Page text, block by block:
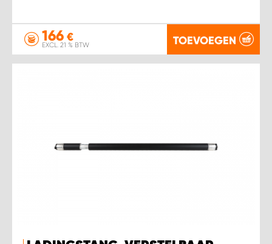
166 €
EXCL. 21 % BTW TOEVOEGEN